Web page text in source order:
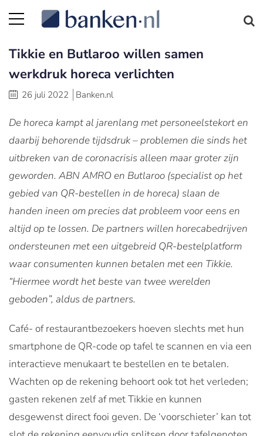
Tikkie en Butlaroo willen samen
werkdruk horeca verlichten
26 juli 2022 Banken.nl
De horeca kampt al jarenlang met personeelstekort en
daarbij behorende tijdsdruk – problemen die sinds het
uitbreken van de coronacrisis alleen maar groter zijn
geworden. ABN AMRO en Butlaroo (specialist op het
gebied van QR-bestellen in de horeca) slaan de
handen ineen om precies dat probleem voor eens en
altijd op te lossen. De partners willen horecabedrijven
ondersteunen met een uitgebreid QR-bestelplatform
waar consumenten kunnen betalen met een Tikkie.
“Hiermee wordt het beste van twee werelden
geboden”, aldus de partners.
Café- of restaurantbezoekers hoeven slechts met hun
smartphone de QR-code op tafel te scannen en via een
interactieve menukaart te bestellen en te betalen.
Wachten op de rekening behoort ook tot het verleden;
gasten rekenen zelf af met Tikkie en kunnen
desgewenst direct fooi geven. De ‘voorschieter’ kan tot